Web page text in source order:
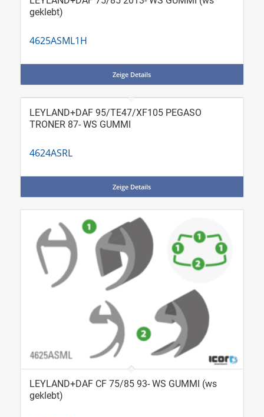
geklebt)
4625ASML1H
Zeige Details
LEYLAND+DAF 95/TE47/XF105 PEGASO
TRONER 87- WS GUMMI
4624ASRL
Zeige Details
LEYLAND+DAF CF 75/85 93- WS GUMMI (ws
geklebt)